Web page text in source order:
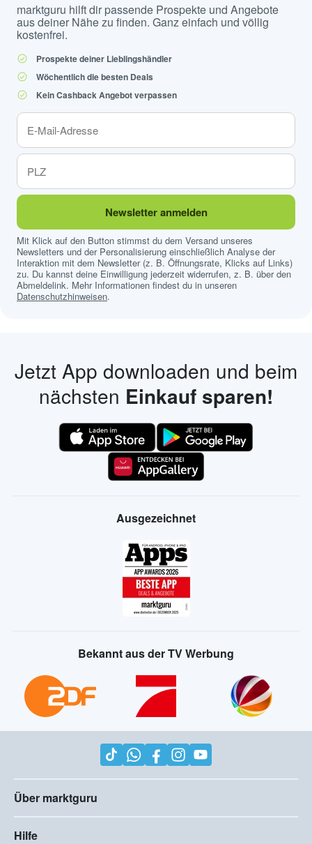
marktguru hilft dir passende Prospekte und Angebote
aus deiner Nähe zu finden. Ganz einfach und völlig
kostenfrei.
Prospekte deiner Lieblingshändler
Wöchentlich die besten Deals
Kein Cashback Angebot verpassen
Newsletter anmelden
Mit Klick auf den Button stimmst du dem Versand unseres
Newsletters und der Personalisierung einschließlich Analyse der
Interaktion mit dem Newsletter (z. B. Öffnungsrate, Klicks auf Links)
zu. Du kannst deine Einwilligung jederzeit widerrufen, z. B. über den
Abmeldelink. Mehr Informationen findest du in unseren
Datenschutzhinweisen.
Jetzt App downloaden und beim
nächsten Einkauf sparen!
Ausgezeichnet
Bekannt aus der TV Werbung
Über marktguru
Hilfe